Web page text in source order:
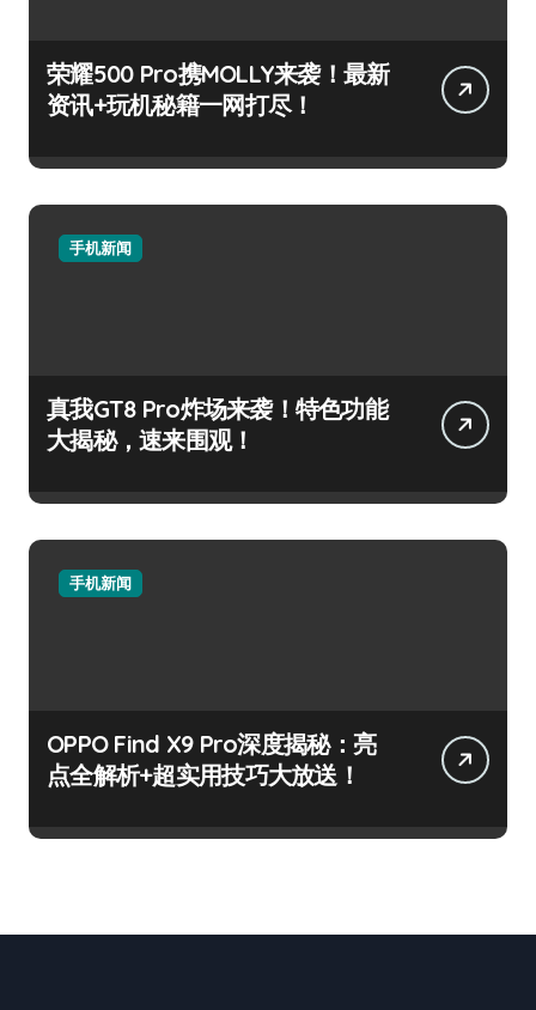
荣耀500 Pro携MOLLY来袭！最新
资讯+玩机秘籍一网打尽！
手机新闻
真我GT8 Pro炸场来袭！特色功能
大揭秘，速来围观！
手机新闻
OPPO Find X9 Pro深度揭秘：亮
点全解析+超实用技巧大放送！